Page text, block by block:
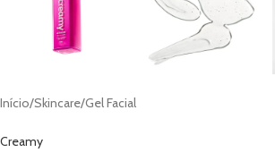
Início/Skincare/Gel Facial
Creamy